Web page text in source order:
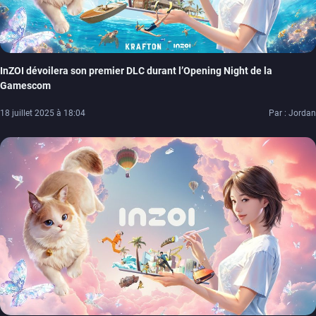
InZOI dévoilera son premier DLC durant l’Opening Night de la
Gamescom
18 juillet 2025 à 18:04 Par : Jordan